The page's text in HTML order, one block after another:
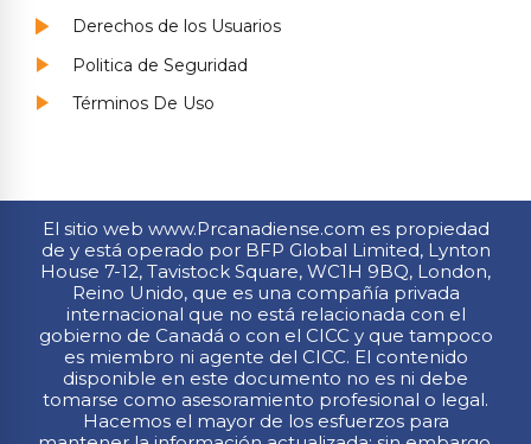
Derechos de los Usuarios
Politica de Seguridad
Términos De Uso
El sitio web www.Prcanadiense.com es propiedad
de y está operado por BFP Global Limited, Lynton
House 7-12, Tavistock Square, WC1H 9BQ, London,
Reino Unido, que es una compañía privada
internacional que no está relacionada con el
gobierno de Canadá o con el CICC y que tampoco
es miembro ni agente del CICC. El contenido
disponible en este documento no es ni debe
tomarse como asesoramiento profesional o legal.
Hacemos el mayor de los esfuerzos para